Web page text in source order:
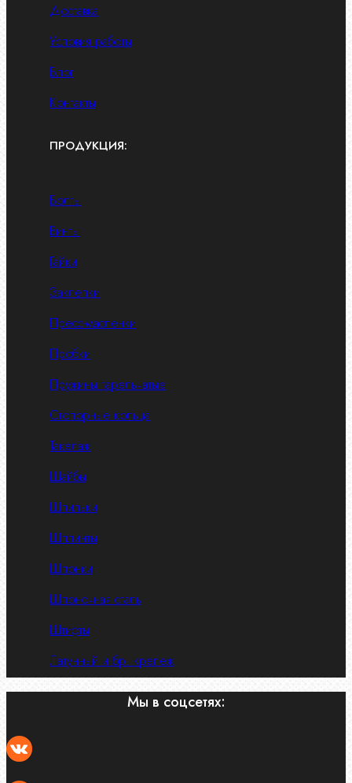
Доставка
Условия работы
Блог
Контакты
ПРОДУКЦИЯ:
Болты
Винты
Гайки
Заклепки
Пресс-масленки
Пробки
Пружины тарельчатые
Стопорные кольца
Такелаж
Шайбы
Шпильки
Шплинты
Шпонки
Шпоночная сталь
Штифты
Латунный и бр. крепеж
Мы в соцсетях: